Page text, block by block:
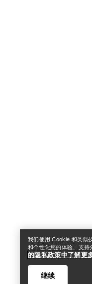
我们使用 Cookie 和类似
和个性化您的体验、支持
的隐私政策中了解更
继续